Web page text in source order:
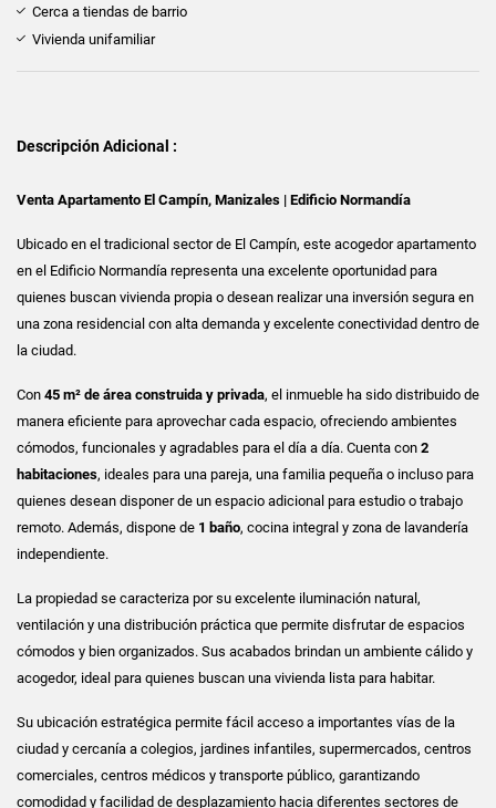
Cerca a tiendas de barrio
Vivienda unifamiliar
Descripción Adicional :
Venta Apartamento El Campín, Manizales | Edificio Normandía
Ubicado en el tradicional sector de El Campín, este acogedor apartamento
en el Edificio Normandía representa una excelente oportunidad para
quienes buscan vivienda propia o desean realizar una inversión segura en
una zona residencial con alta demanda y excelente conectividad dentro de
la ciudad.
Con 45 m² de área construida y privada, el inmueble ha sido distribuido de
manera eficiente para aprovechar cada espacio, ofreciendo ambientes
cómodos, funcionales y agradables para el día a día. Cuenta con 2
habitaciones, ideales para una pareja, una familia pequeña o incluso para
quienes desean disponer de un espacio adicional para estudio o trabajo
remoto. Además, dispone de 1 baño, cocina integral y zona de lavandería
independiente.
La propiedad se caracteriza por su excelente iluminación natural,
ventilación y una distribución práctica que permite disfrutar de espacios
cómodos y bien organizados. Sus acabados brindan un ambiente cálido y
acogedor, ideal para quienes buscan una vivienda lista para habitar.
Su ubicación estratégica permite fácil acceso a importantes vías de la
ciudad y cercanía a colegios, jardines infantiles, supermercados, centros
comerciales, centros médicos y transporte público, garantizando
comodidad y facilidad de desplazamiento hacia diferentes sectores de